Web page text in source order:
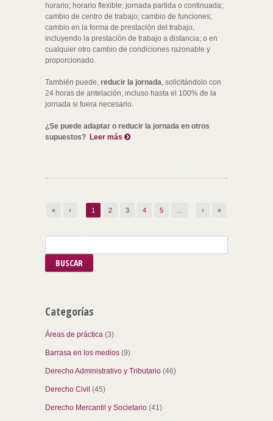
horario; horario flexible; jornada partida o continuada;
cambio de centro de trabajo; cambio de funciones;
cambio en la forma de prestación del trabajo,
incluyendo la prestación de trabajo a distancia; o en
cualquier otro cambio de condiciones razonable y
proporcionado.
También puede, reducir la jornada, solicitándolo con
24 horas de antelación, incluso hasta el 100% de la
jornada si fuera necesario.
¿Se puede adaptar o reducir la jornada en otros
supuestos? Leer más
Navegación de entradas
« ‹ 1 2 3 4 5 »
›
Categorías
Áreas de práctica (3)
Barrasa en los medios (9)
Derecho Administrativo y Tributario (46)
Derecho Civil (45)
Derecho Mercantil y Societario (41)